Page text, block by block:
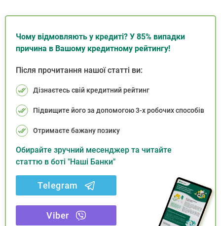
Чому відмовляють у кредиті? У 85% випадки
причина в Вашому кредитному рейтингу!
Після прочитання нашої статті ви:
Дізнаєтесь свій кредитний рейтинг
Підвищите його за допомогою 3-х робочих способів
Отримаєте бажану позику
Обирайте зручний месенджер та читайте
статтю в боті "Наші Банки"
Telegram
Viber